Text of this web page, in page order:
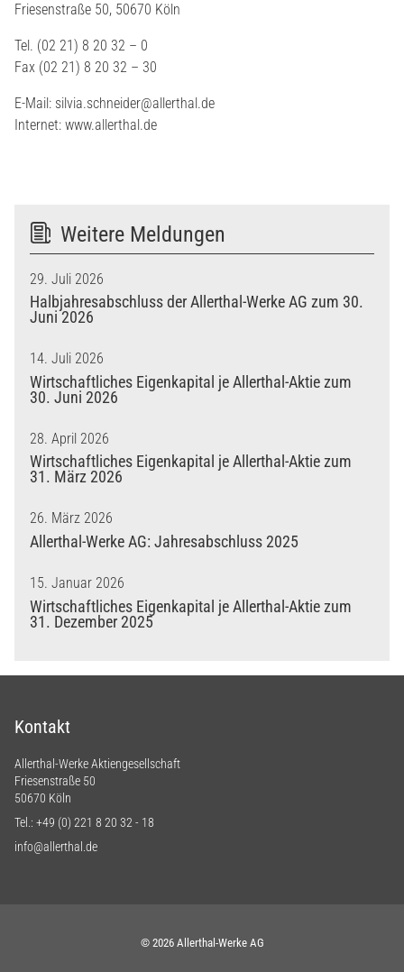
Friesenstraße 50, 50670 Köln
Tel. (02 21) 8 20 32 – 0
Fax (02 21) 8 20 32 – 30
E-Mail: silvia.schneider@allerthal.de
Internet: www.allerthal.de
Weitere Meldungen
29. Juli 2026
Halbjahresabschluss der Allerthal-Werke AG zum 30.
Juni 2026
14. Juli 2026
Wirtschaftliches Eigenkapital je Allerthal-Aktie zum
30. Juni 2026
28. April 2026
Wirtschaftliches Eigenkapital je Allerthal-Aktie zum
31. März 2026
26. März 2026
Allerthal-Werke AG: Jahresabschluss 2025
15. Januar 2026
Wirtschaftliches Eigenkapital je Allerthal-Aktie zum
31. Dezember 2025
Kontakt
Allerthal-Werke Aktiengesellschaft
Friesenstraße 50
50670 Köln
Tel.: +49 (0) 221 8 20 32 - 18
info@allerthal.de
© 2026 Allerthal-Werke AG